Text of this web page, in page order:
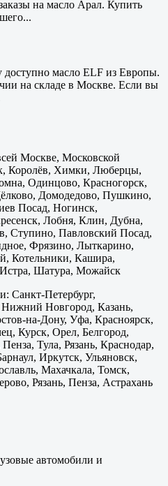
на масло Арал. Купить
доступно масло ELF из Европы.
на складе в Москве. Если вы
Москве, Московской
Королёв, Химки, Люберцы,
Одинцово, Красногорск,
Домодедово, Пушкино,
Посад, Ногинск,
Лобня, Клин, Дубна,
Ступино, Павловский Посад,
Фрязино, Лыткарино,
Котельники, Кашира,
Шатура, Можайск
Санкт-Петербург,
Нижний Новгород, Казань,
на-Дону, Уфа, Красноярск,
Курск, Орел, Белгород,
Тула, Рязань, Краснодар,
Иркутск, Ульяновск,
Махачкала, Томск,
Рязань, Пенза, Астрахань
автомобили и